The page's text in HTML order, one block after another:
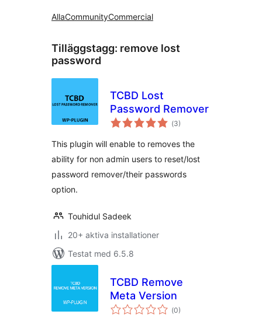
AllaCommunityCommercial
Tilläggstagg: remove lost
password
TCBD Lost
Password Remover
(Totalt
antal
3)
This plugin will enable to removes the
ability for non admin users to reset/lost
password remover/their passwords
option.
Touhidul Sadeek
20+ aktiva installationer
Testat med 6.5.8
TCBD Remove
Meta Version
(Totalt
antal
0)